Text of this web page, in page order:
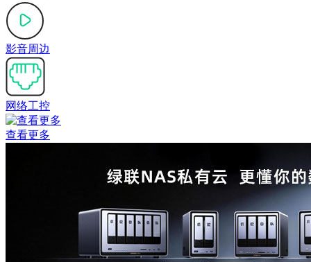
影音周边
网络工控
查看更多